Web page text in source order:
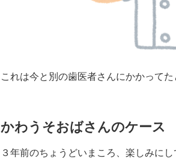
これは今と別の歯医者さんにかかって
かわうそおばさんのケース
３年前のちょうどいまころ、楽しみに